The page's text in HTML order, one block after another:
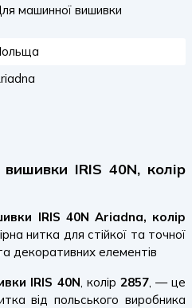
машинної вишивки
IRIS 40N, колір
IRIS 40N Ariadna, колір
нитка для стійкої та точної
декоративних елементів
IRIS 40N, колір 2857, — це
від польського виробника